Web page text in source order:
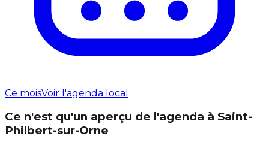
Ce moisVoir l'agenda local
Ce n'est qu'un aperçu de l'agenda à Saint-
Philbert-sur-Orne